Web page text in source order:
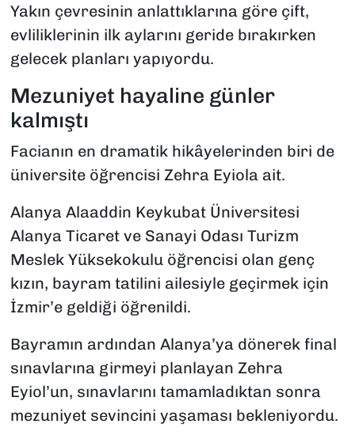
Yakın çevresinin anlattıklarına göre çift,
evliliklerinin ilk aylarını geride bırakırken
gelecek planları yapıyordu.
Mezuniyet hayaline günler
kalmıştı
Facianın en dramatik hikâyelerinden biri de
üniversite öğrencisi Zehra Eyiola ait.
Alanya Alaaddin Keykubat Üniversitesi
Alanya Ticaret ve Sanayi Odası Turizm
Meslek Yüksekokulu öğrencisi olan genç
kızın, bayram tatilini ailesiyle geçirmek için
İzmir’e geldiği öğrenildi.
Bayramın ardından Alanya’ya dönerek final
sınavlarına girmeyi planlayan Zehra
Eyiol’un, sınavlarını tamamladıktan sonra
mezuniyet sevincini yaşaması bekleniyordu.